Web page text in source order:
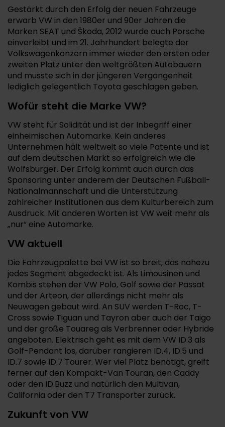
Gestärkt durch den Erfolg der neuen Fahrzeuge
erwarb VW in den 1980er und 90er Jahren die
Marken SEAT und Škoda, 2012 wurde auch Porsche
einverleibt und im 21. Jahrhundert belegte der
Volkswagenkonzern immer wieder den ersten oder
zweiten Platz unter den weltgrößten Autobauern
und musste sich in der jüngeren Vergangenheit
lediglich gelegentlich Toyota geschlagen geben.
Wofür steht die Marke VW?
VW steht für Solidität und ist der Inbegriff einer
einheimischen Automarke. Kein anderes
Unternehmen hält weltweit so viele Patente und ist
auf dem deutschen Markt so erfolgreich wie die
Wolfsburger. Der Erfolg kommt auch durch das
Sponsoring unter anderem der Deutschen Fußball-
Nationalmannschaft und die Unterstützung
zahlreicher Institutionen aus dem Kulturbereich zum
Ausdruck. Mit anderen Worten ist VW weit mehr als
„nur“ eine Automarke.
VW aktuell
Die Fahrzeugpalette bei VW ist so breit, das nahezu
jedes Segment abgedeckt ist. Als Limousinen und
Kombis stehen der VW Polo, Golf sowie der Passat
und der Arteon, der allerdings nicht mehr als
Neuwagen gebaut wird. An SUV werden T-Roc, T-
Cross sowie Tiguan und Tayron aber auch der Taigo
und der große Touareg als Verbrenner oder Hybride
angeboten. Elektrisch geht es mit dem VW ID.3 als
Golf-Pendant los, darüber rangieren ID.4, ID.5 und
ID.7 sowie ID.7 Tourer. Wer viel Platz benötigt, greift
ferner auf den Kompakt-Van Touran, den Caddy
oder den ID.Buzz und natürlich den Multivan,
California oder den T7 Transporter zurück.
Zukunft von VW